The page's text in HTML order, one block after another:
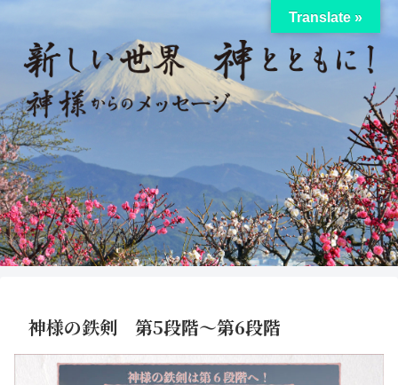
神様の鉄剣 第5段階〜第6段階
Translate »